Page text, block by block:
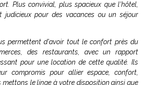
Plus convivial, plus spacieux que l'hôtel,
judicieux pour des vacances ou un séjour
permettent d'avoir tout le confort près du
des restaurants, avec un rapport
pour une location de cette qualité. Ils
compromis pour allier espace, confort,
mettons le linge à votre disposition ainsi que